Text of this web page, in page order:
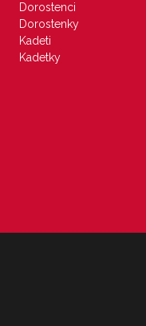
Dorostenci
Dorostenky
Kadeti
Kadetky